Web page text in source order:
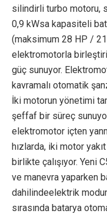
silindirli turbo motoru,
0,9 kWsa kapasiteli
(maksimum 28 HP / 21
elektromotorla
güç sunuyor.
kavramalı otomatik
İki motorun yönetimi
şeffaf bir süreç
elektromotor içten
hızlarda, iki motor
birlikte çalışıyor. Yeni
ve manevra yaparken
dahilindeelektrik
sırasında batarya